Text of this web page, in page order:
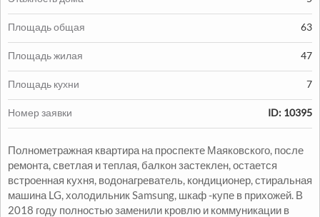
Продажа:
1330000грн.
Продажа Квартиры
2комн. 48 м2 Александровский р-н
Площадь общая 63
Площадь жилая 47
Площадь кухни 7
Номер заявки ID: 10395
Полнометражная квартира на проспекте Маяковского, после
ремонта, светлая и теплая, балкон застеклен, остается
встроенная кухня, водонагреватель, кондиционер, стиральная
машина LG, холодильник Samsung, шкаф -купе в прихожей. В
2018 году полностью заменили кровлю и коммуникации в